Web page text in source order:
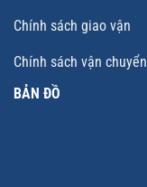
Chính sách giao vận
Chính sách vận chuyển
BẢN ĐỒ